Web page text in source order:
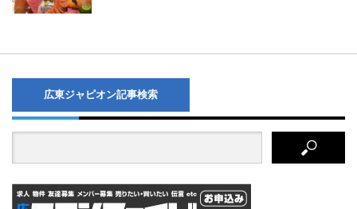
広東ジャピオン記事検索